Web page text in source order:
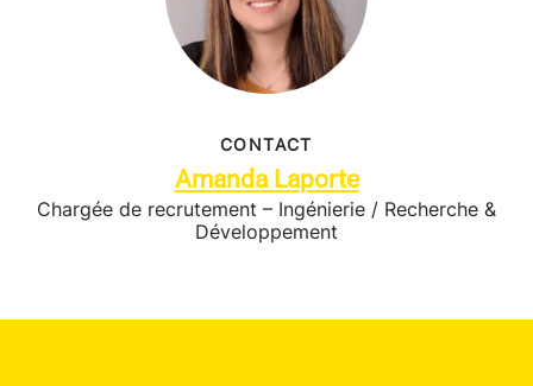
CONTACT
Amanda Laporte
Chargée de recrutement – Ingénierie / Recherche &
Développement